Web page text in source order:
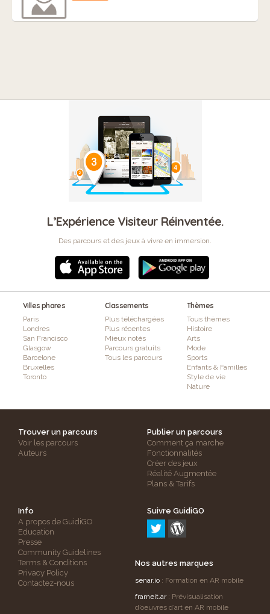
L’Expérience Visiteur Réinventée.
Des parcours et des jeux à vivre en immersion.
Villes phares
Paris
Londres
San Francisco
Glasgow
Barcelone
Bruxelles
Toronto
Classements
Plus téléchargées
Plus récentes
Mieux notés
Parcours gratuits
Tous les parcours
Thèmes
Tous thèmes
Histoire
Arts
Mode
Sports
Enfants & Familles
Style de vie
Nature
Trouver un parcours
Voir les parcours
Auteurs
Publier un parcours
Comment ça marche
Fonctionnalités
Créer des jeux
Réalité Augmentée
Plans & Tarifs
Info
A propos de GuidiGO
Education
Presse
Community Guidelines
Terms & Conditions
Privacy Policy
Contactez-nous
Suivre GuidiGO
Nos autres marques
senar.io : Formation en AR mobile
frameit.ar: Prévisualisation
d’oeuvres d’art en AR mobile